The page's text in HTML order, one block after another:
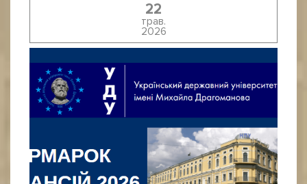
22
трав.
2026